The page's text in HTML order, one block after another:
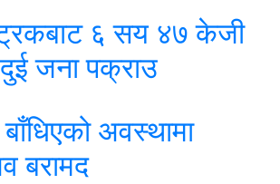
६ सय ४७ केजी
जना पक्राउ
बाँधिएको अवस्थामा
बरामद